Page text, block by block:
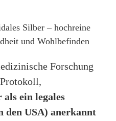
Forschung
ein legales
den USA) anerkannt